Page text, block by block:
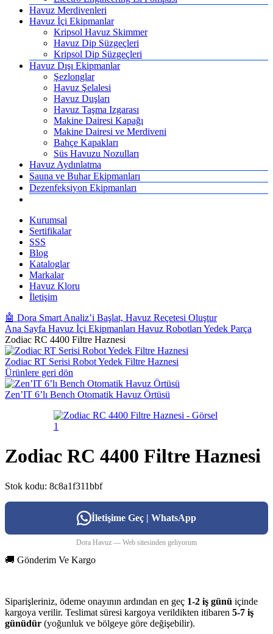
Havuz Merdivenleri
Havuz İçi Ekipmanlar
Kripsol Havuz Skimmer
Havuz Dip Süzgeçleri
Kripsol Dip Süzgeçleri
Havuz Dışı Ekipmanlar
Şezlonglar
Havuz Şelalesi
Havuz Duşları
Havuz Taşma Izgarası
Makine Dairesi Kapağı
Makine Dairesi ve Merdiveni
Bahçe Kapakları
Süs Havuzu Nozulları
Havuz Aydınlatma
Sauna ve Buhar Ekipmanları
Dezenfeksiyon Ekipmanları
Kurumsal
Sertifikalar
SSS
Blog
Kataloglar
Markalar
Havuz Kloru
İletişim
🤖 Dora Smart Analiz’i Başlat, Havuz Reçetesi Oluştur
Ana Sayfa Havuz İçi Ekipmanları Havuz Robotları Yedek Parça
Zodiac RC 4400 Filtre Haznesi
Zodiac RT Serisi Robot Yedek Filtre Haznesi
Ürünlere geri dön
Zen’IT 6’lı Bench Otomatik Havuz Örtüsü
Zodiac RC 4400 Filtre Haznesi
Stok kodu: 8c8a1f311bbf
İletişime Geç | WhatsApp
Dora Havuz — Web sitesinden geliyorum
🚚 Gönderim Ve Kargo
Siparişleriniz, ödeme onayının ardından en geç 1-2 iş günü içinde
kargoya verilir. Teslimat süresi kargoya verildikten itibaren 5-7 iş
günüdür (yoğunluk ve bölgeye göre değişebilir).